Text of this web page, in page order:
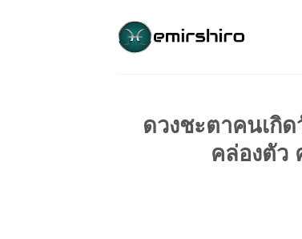
ดวงชะตาคนเกิ
คล่องตัว